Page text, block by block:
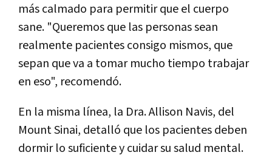
más calmado para permitir que el cuerpo
sane. "Queremos que las personas sean
realmente pacientes consigo mismos, que
sepan que va a tomar mucho tiempo trabajar
en eso", recomendó.
En la misma línea, la Dra. Allison Navis, del
Mount Sinai, detalló que los pacientes deben
dormir lo suficiente y cuidar su salud mental.